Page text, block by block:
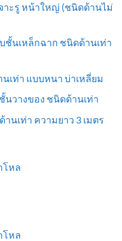
ะรู หน้าใหญ่ (ชนิดด้านไม่
ชั้นเหล็กฉาก ชนิดด้านเท่า
เท่า แบบหนา บ่าเหลี่ยม
นวางของ ชนิดด้านเท่า
นเท่า ความยาว 3 เมตร
โหล
โหล